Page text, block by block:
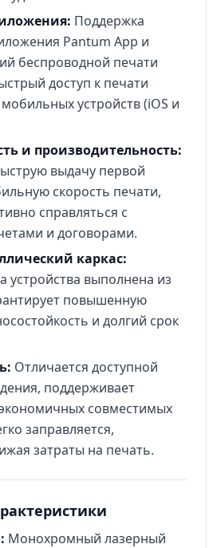
Поддержка
Pantum App и
беспроводной печати
доступ к печати
устройств (iOS и
и производительность:
выдачу первой
скорость печати,
справляться с
и договорами.
каркас:
устройства выполнена из
повышенную
и долгий срок
Отличается доступной
поддерживает
совместимых
заправляется,
затраты на печать.
Монохромный лазерный